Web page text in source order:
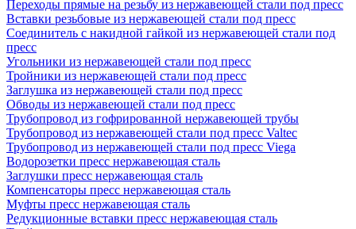
Переходы прямые на резьбу из нержавеющей стали под пресс
Вставки резьбовые из нержавеющей стали под пресс
Соединитель с накидной гайкой из нержавеющей стали под
пресс
Угольники из нержавеющей стали под пресс
Тройники из нержавеющей стали под пресс
Заглушка из нержавеющей стали под пресс
Обводы из нержавеющей стали под пресс
Трубопровод из гофрированной нержавеющей трубы
Трубопровод из нержавеющей стали под пресс Valtec
Трубопровод из нержавеющей стали под пресс Viega
Водорозетки пресс нержавеющая сталь
Заглушки пресс нержавеющая сталь
Компенсаторы пресс нержавеющая сталь
Муфты пресс нержавеющая сталь
Редукционные вставки пресс нержавеющая сталь